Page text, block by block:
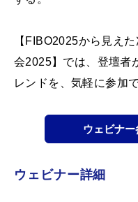
【FIBO2025から見え
会2025】では、登壇者
レンドを、気軽に参加
ウェビナ
ウェビナー詳細